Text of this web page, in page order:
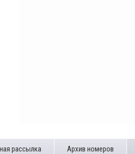
рассылка Архив номеров